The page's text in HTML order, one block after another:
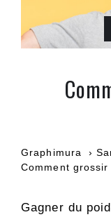
Graphimura
Comment
Gagner du